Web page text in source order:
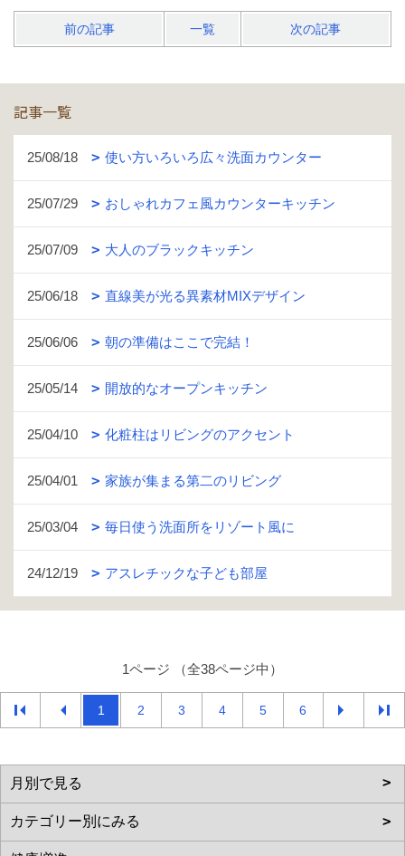
前の記事 一覧 次の記事
記事一覧
25/08/18 使い方いろいろ広々洗面カウンター
25/07/29 おしゃれカフェ風カウンターキッチン
25/07/09 大人のブラックキッチン
25/06/18 直線美が光る異素材MIXデザイン
25/06/06 朝の準備はここで完結！
25/05/14 開放的なオープンキッチン
25/04/10 化粧柱はリビングのアクセント
25/04/01 家族が集まる第二のリビング
25/03/04 毎日使う洗面所をリゾート風に
24/12/19 アスレチックな子ども部屋
1ページ （全38ページ中）
1 2 3 4 5 6